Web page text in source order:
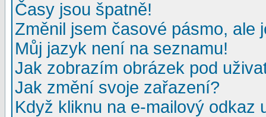
Časy jsou špatně!
Změnil jsem časové pásmo, ale
Můj jazyk není na seznamu!
Jak zobrazím obrázek pod
Jak změní svoje zařazení?
Když kliknu na e-mailový odkaz